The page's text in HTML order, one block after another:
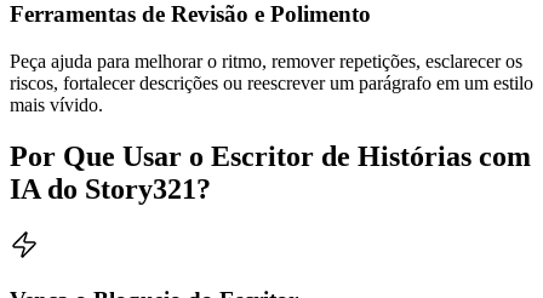
Ferramentas de Revisão e Polimento
Peça ajuda para melhorar o ritmo, remover repetições, esclarecer os
riscos, fortalecer descrições ou reescrever um parágrafo em um estilo
mais vívido.
Por Que Usar o Escritor de Histórias com
IA do Story321?